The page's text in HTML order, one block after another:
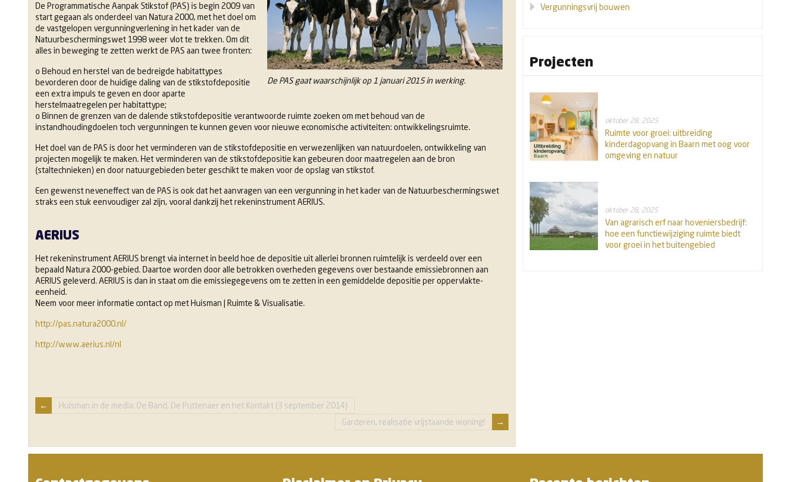
De PAS gaat waarschijnlijk op 1 januari 2015 in werking.
De Programmatische Aanpak Stikstof (PAS) is begin 2009 van
start gegaan als onderdeel van Natura 2000, met het doel om
de vastgelopen vergunningverlening in het kader van de
Natuurbeschermingswet 1998 weer vlot te trekken. Om dit
alles in beweging te zetten werkt de PAS aan twee fronten:
o Behoud en herstel van de bedreigde habitattypes
bevorderen door de huidige daling van de stikstofdepositie
een extra impuls te geven en door aparte
herstelmaatregelen per habitattype;
o Binnen de grenzen van de dalende stikstofdepositie verantwoorde ruimte zoeken om met behoud van de
instandhoudingdoelen toch vergunningen te kunnen geven voor nieuwe economische activiteiten: ontwikkelingsruimte.
Het doel van de PAS is door het verminderen van de stikstofdepositie en verwezenlijken van natuurdoelen, ontwikkeling van
projecten mogelijk te maken. Het verminderen van de stikstofdepositie kan gebeuren door maatregelen aan de bron
(staltechnieken) en door natuurgebieden beter geschikt te maken voor de opslag van stikstof.
Een gewenst neveneffect van de PAS is ook dat het aanvragen van een vergunning in het kader van de Natuurbeschermingswet
straks een stuk eenvoudiger zal zijn, vooral dankzij het rekeninstrument AERIUS.
AERIUS
Het rekeninstrument AERIUS brengt via internet in beeld hoe de depositie uit allerlei bronnen ruimtelijk is verdeeld over een
bepaald Natura 2000-gebied. Daartoe worden door alle betrokken overheden gegevens over bestaande emissiebronnen aan
AERIUS geleverd. AERIUS is dan in staat om die emissiegegevens om te zetten in een gemiddelde depositie per oppervlakte-
eenheid.
Neem voor meer informatie contact op met Huisman | Ruimte & Visualisatie.
http://pas.natura2000.nl/
http://www.aerius.nl/nl
Huisman in de media: De Band, De Puttenaer en het Kontakt (3 september 2014)
Garderen, realisatie vrijstaande woning!
Vergunningsvrij bouwen
Projecten
oktober 28, 2025
Ruimte voor groei: uitbreiding
kinderdagopvang in Baarn met oog voor
omgeving en natuur
oktober 28, 2025
Van agrarisch erf naar hoveniersbedrijf:
hoe een functiewijziging ruimte biedt
voor groei in het buitengebied